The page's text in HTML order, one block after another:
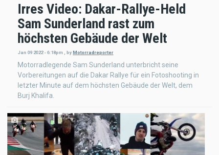
Irres Video: Dakar-Rallye-Held
Sam Sunderland rast zum
höchsten Gebäude der Welt
Jan 09 2022 - 6:18pm byMotorradreporter
Motorradlegende Sam Sunderland unterbricht seine
Vorbereitungen auf die Dakar Rallye für ein Fotoshooting in
letzter Minute auf dem höchsten Gebäude der Welt, dem
Burj Khalifa.